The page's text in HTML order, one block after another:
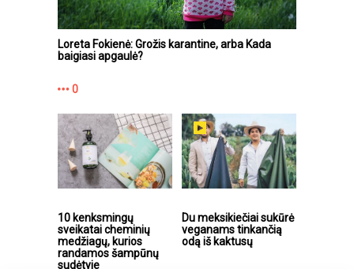
Loreta Fokienė: Grožis karantine, arba Kada
baigiasi apgaulė?
0
10 kenksmingų
sveikatai cheminių
medžiagų, kurios
randamos šampūnų
sudėtyje
Du meksikiečiai sukūrė
veganams tinkančią
odą iš kaktusų